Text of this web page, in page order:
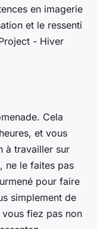
en imagerie
et le ressenti
- Hiver
Cela
et vous
à travailler sur
ne le faites pas
pour faire
simplement de
fiez pas non